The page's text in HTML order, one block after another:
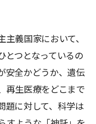
主義国家において、
とつとなっているの
安全かどうか、遺伝
再生医療をどこまで
題に対して、科学は